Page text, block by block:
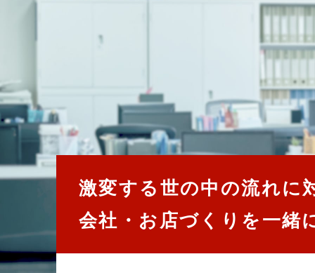
激変する世の中の流れに
会社・お店づくりを一緒